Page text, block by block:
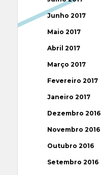
Junho 2017
Maio 2017
Abril 2017
Março 2017
Fevereiro 2017
Janeiro 2017
Dezembro 2016
Novembro 2016
Outubro 2016
Setembro 2016